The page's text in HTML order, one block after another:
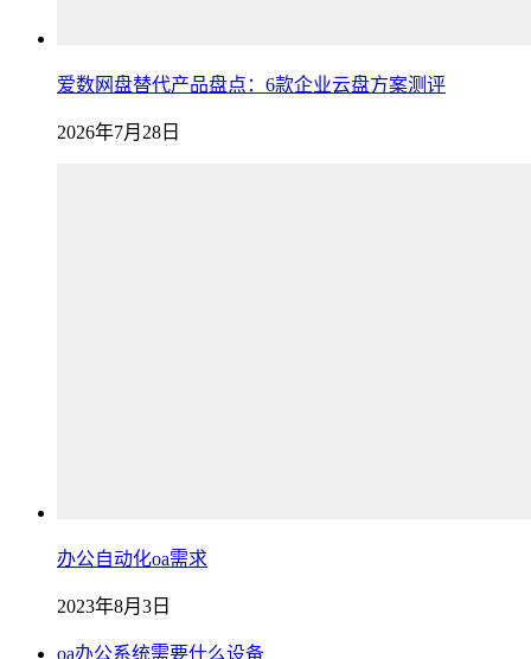
爱数网盘替代产品盘点：6款企业云盘方案测评
2026年7月28日
办公自动化oa需求
2023年8月3日
oa办公系统需要什么设备